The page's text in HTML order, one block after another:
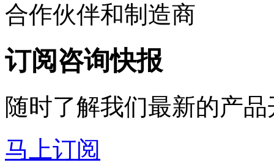
合作伙伴和制造商
订阅咨询快报
随时了解我们最新的产
马上订阅